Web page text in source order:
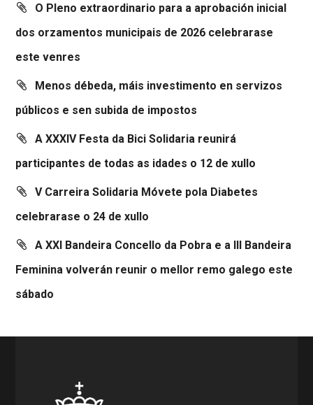
O Pleno extraordinario para a aprobación inicial
dos orzamentos municipais de 2026 celebrarase
este venres
Menos débeda, máis investimento en servizos
públicos e sen subida de impostos
A XXXIV Festa da Bici Solidaria reunirá
participantes de todas as idades o 12 de xullo
V Carreira Solidaria Móvete pola Diabetes
celebrarase o 24 de xullo
A XXI Bandeira Concello da Pobra e a III Bandeira
Feminina volverán reunir o mellor remo galego este
sábado